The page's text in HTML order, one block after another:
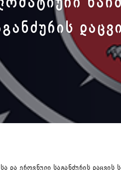
და ეროვნული საგანძურის დაცვის